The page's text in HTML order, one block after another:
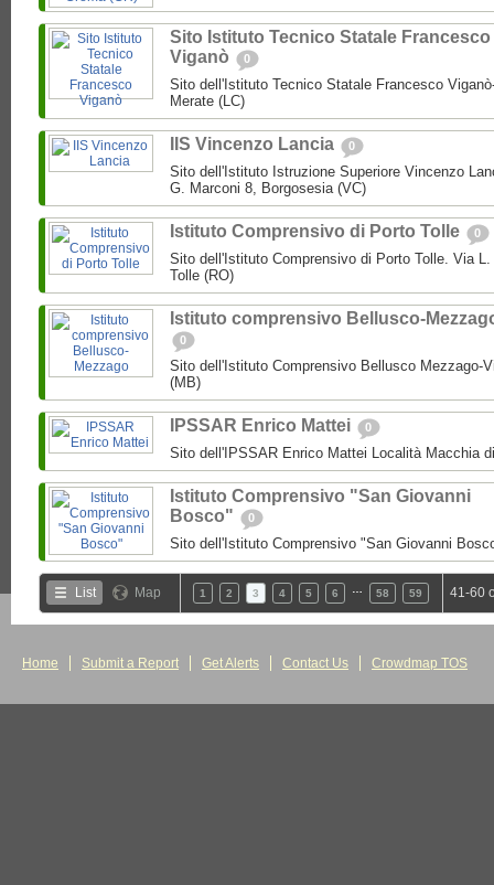
Sito Istituto Tecnico Statale Francesco
Viganò
0
Sito dell'Istituto Tecnico Statale Francesco
Merate (LC)
IIS Vincenzo Lancia 0
Sito dell'Istituto Istruzione Superiore Vincenzo
G. Marconi 8, Borgosesia (VC)
Istituto Comprensivo di Porto Tolle 0
Sito dell'Istituto Comprensivo di Porto Tolle. Via
Tolle (RO)
Istituto comprensivo Bellusco-
0
Sito dell'Istituto Comprensivo Bellusco Mezzago-
(MB)
IPSSAR Enrico Mattei 0
Sito dell'IPSSAR Enrico Mattei Località Macchia
Istituto Comprensivo "San Giovanni
Bosco"
0
Sito dell'Istituto Comprensivo "San Giovanni
List Map 1 2 3 4 5 6 58 59 41-60
Home Submit a Report Get Alerts Contact Us Crowdmap TOS